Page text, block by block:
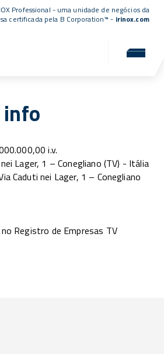
Professional - uma unidade de negócios da
certificada pela B Corporation™ - irinox.com
info
i.v.
Lager, 1 – Conegliano (TV) - Itália
Caduti nei Lager, 1 – Conegliano
no Registro de Empresas TV